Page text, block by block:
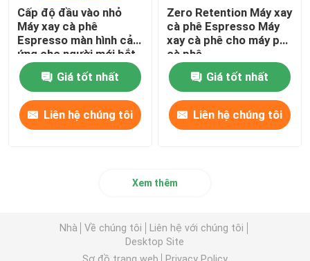
Cấp độ đầu vào nhỏ
Máy xay cà phê
Espresso màn hình cảm
ứng cho người mới bắt
đầu
Giá tốt nhất
Liên hệ chúng tôi
Zero Retention Máy xay
cà phê Espresso Máy
xay cà phê cho máy pha
cà phê
Giá tốt nhất
Liên hệ chúng tôi
Xem thêm
Nhà Về chúng tôi
Liên hệ với chúng tôi
Desktop Site
Sơ đồ trang web
Privacy Policy